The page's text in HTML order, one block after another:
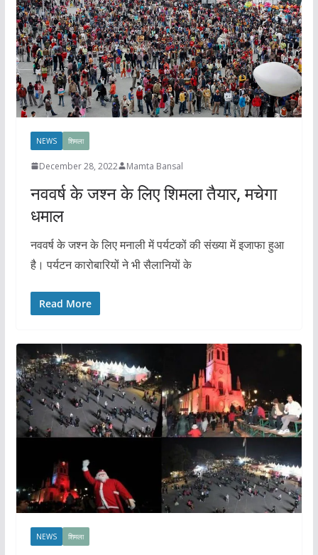
NEWS शिमला
December 28, 2022 Mamta Bansal
नववर्ष के जश्न के लिए शिमला तैयार, मचेगा
धमाल
नववर्ष के जश्न के लिए मनाली में पर्यटकों की संख्या में इजाफा हुआ
है। पर्यटन कारोबारियों ने भी सैलानियों के
Read More
NEWS शिमला